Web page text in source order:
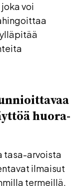
voi
huora-
tasa-arvoista
ilmaisut
termeillä.